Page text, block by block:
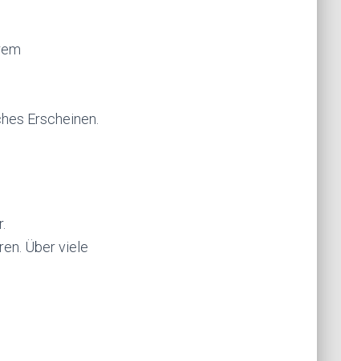
Erscheinen.
Über viele